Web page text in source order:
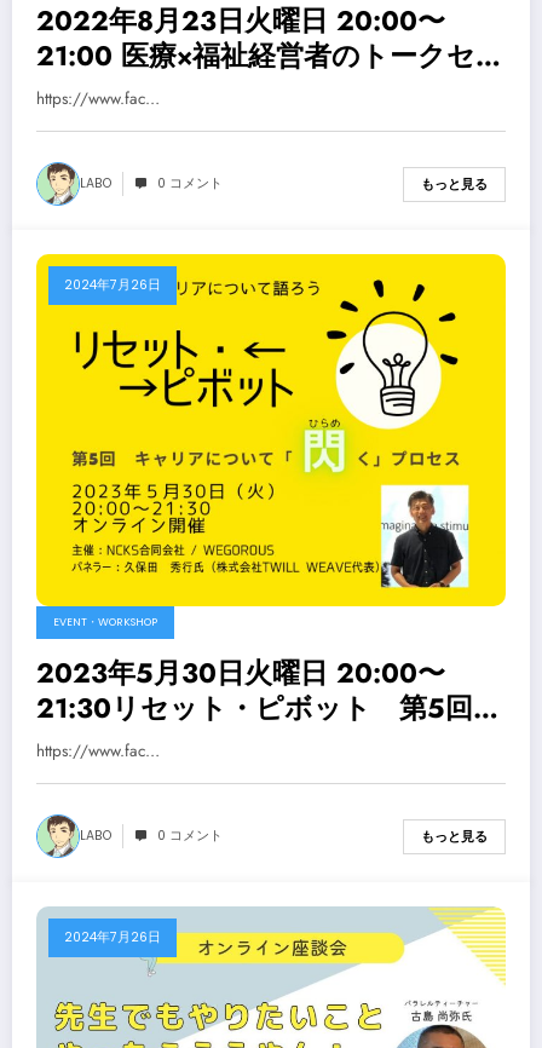
2022年8月23日火曜日 20:00〜
21:00 医療×福祉経営者のトークセッ
ション＆座談会〜未来の医療・福祉
のために〜
https://www.fac…
LABO 0 コメント もっと見る
2024年7月26日
EVENT・WORKSHOP
2023年5月30日火曜日 20:00〜
21:30リセット・ピボット 第5回～
キャリアについて「ひらめく」プロ
セスを開催します
https://www.fac…
LABO 0 コメント もっと見る
2024年7月26日